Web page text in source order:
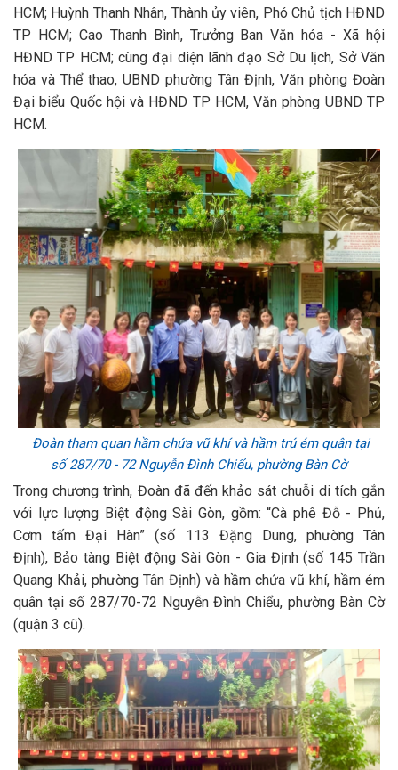
HCM; Huỳnh Thanh Nhân, Thành ủy viên, Phó Chủ tịch HĐND
TP HCM; Cao Thanh Bình, Trưởng Ban Văn hóa - Xã hội
HĐND TP HCM; cùng đại diện lãnh đạo Sở Du lịch, Sở Văn
hóa và Thể thao, UBND phường Tân Định, Văn phòng Đoàn
Đại biểu Quốc hội và HĐND TP HCM, Văn phòng UBND TP
HCM.
Đoàn tham quan hầm chứa vũ khí và hầm trú ém quân tại
số 287/70 - 72 Nguyễn Đình Chiểu, phường Bàn Cờ
Trong chương trình, Đoàn đã đến khảo sát chuỗi di tích gắn
với lực lượng Biệt động Sài Gòn, gồm: “Cà phê Đỗ - Phủ,
Cơm tấm Đại Hàn” (số 113 Đặng Dung, phường Tân
Định), Bảo tàng Biệt động Sài Gòn - Gia Định (số 145 Trần
Quang Khải, phường Tân Định) và hầm chứa vũ khí, hầm ém
quân tại số 287/70-72 Nguyễn Đình Chiểu, phường Bàn Cờ
(quận 3 cũ).